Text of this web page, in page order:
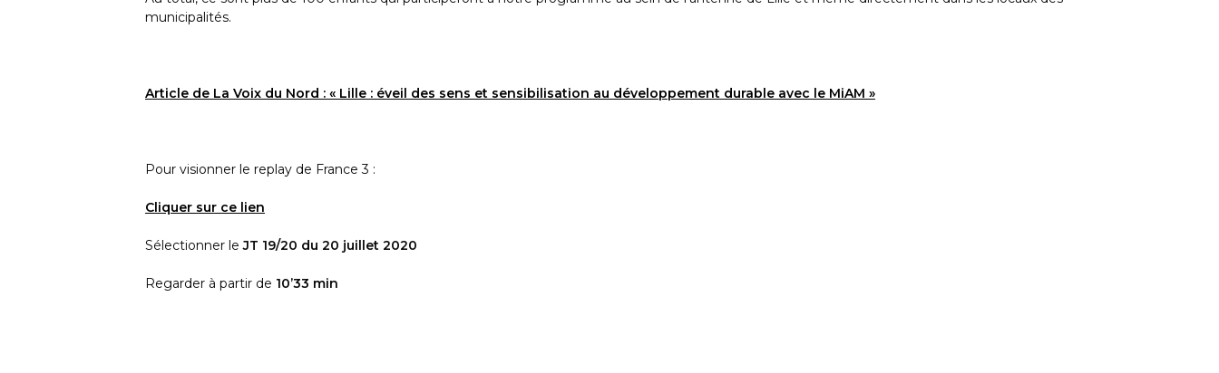
municipalités.
Article de La Voix du Nord : « Lille : éveil des sens et sensibilisation au développement durable avec le MiAM »
Pour visionner le replay de France 3 :
Cliquer sur ce lien
Sélectionner leJT 19/20 du 20 juillet 2020
Regarder à partir de 10’33 min